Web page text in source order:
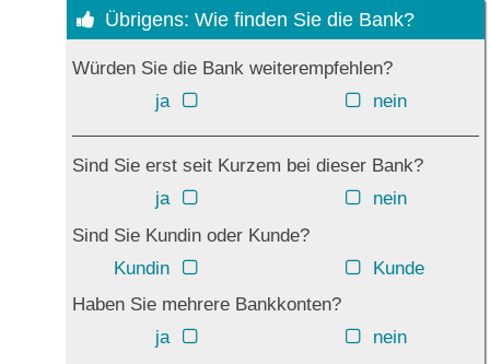
Übrigens: Wie finden Sie die Bank?
Würden Sie die Bank weiterempfehlen?
ja
nein
Sind Sie erst seit Kurzem bei dieser Bank?
ja
nein
Sind Sie Kundin oder Kunde?
Kundin
Kunde
Haben Sie mehrere Bankkonten?
ja
nein